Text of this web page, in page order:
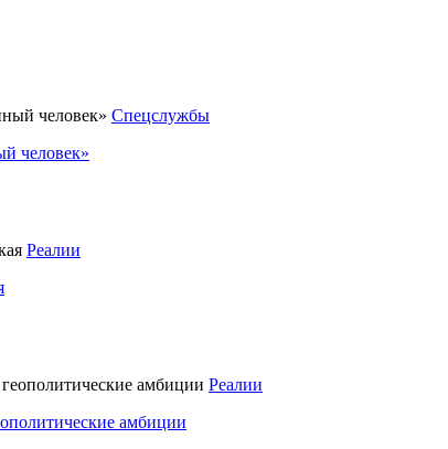
Спецслужбы
человек»
Реалии
Реалии
амбиции